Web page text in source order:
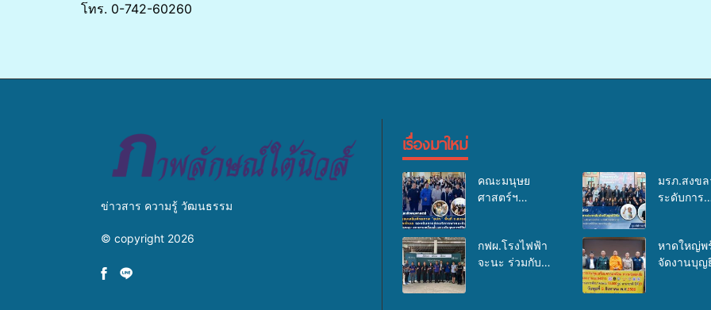
โทร. 0-742-60260
ข่าวสาร ความรู้ วัฒนธรรม
© copyright 2026
เรื่องมาใหม่
คณะมนุษย
ศาสตร์ฯ
ศักยภาพ “อปท.”
ด้านการเบิกจ่าย
มรภ.สงขล
ระดับการ
เวทีเสริมอ
ความรู้เครื
กฟผ.โรงไฟฟ้า
จะนะ ร่วมกับ
หาดใหญ่พ
จัดงานบุญ